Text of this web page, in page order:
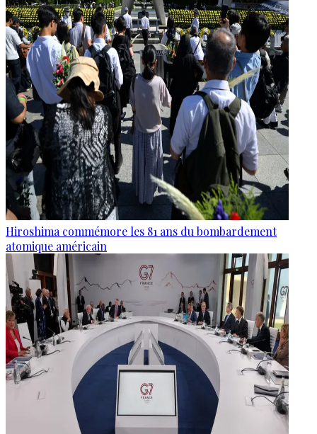
Hiroshima commémore les 81 ans du bombardement
atomique américain